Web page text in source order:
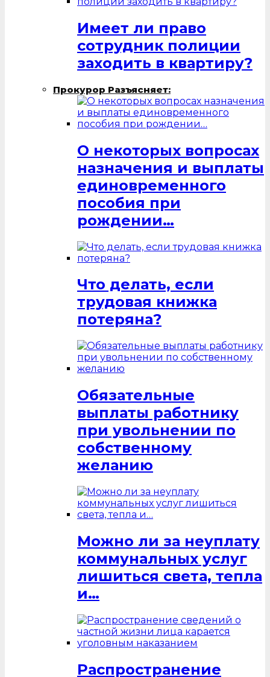
Имеет ли право
сотрудник полиции
заходить в квартиру?
Прокурор Разъясняет:
О некоторых вопросах
назначения и выплаты
единовременного
пособия при
рождении…
Что делать, если
трудовая книжка
потеряна?
Обязательные
выплаты работнику
при увольнении по
собственному
желанию
Можно ли за неуплату
коммунальных услуг
лишиться света, тепла
и…
Распространение